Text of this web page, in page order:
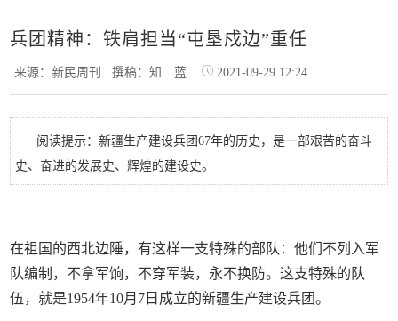
兵团精神：铁肩担当“屯垦戍边”重任
来源：新民周刊撰稿：知 蓝 2021-09-29 12:24
阅读提示：新疆生产建设兵团67年的历史，是一部艰苦的奋斗
史、奋进的发展史、辉煌的建设史。
在祖国的西北边陲，有这样一支特殊的部队：他们不列入军
队编制，不拿军饷，不穿军装，永不换防。这支特殊的队
伍，就是1954年10月7日成立的新疆生产建设兵团。